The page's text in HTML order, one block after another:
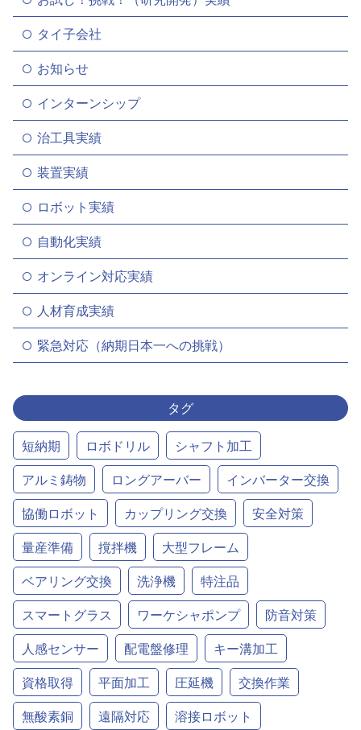
タイ子会社
お知らせ
インターンシップ
治工具実績
装置実績
ロボット実績
自動化実績
オンライン対応実績
人材育成実績
緊急対応（納期日本一への挑戦）
タグ
短納期 ロボドリル
シャフト加工
アルミ鋳物
ロングアーバー
インバーター交換
協働ロボット
カップリング交換
安全対策
量産準備
撹拌機
大型フレーム
ベアリング交換
洗浄機
特注品
スマートグラス
ワーケシャポンプ
防音対策
人感センサー
配電盤修理
キー溝加工
資格取得
平面加工 圧延機
交換作業
無酸素銅
遠隔対応 溶接ロボット